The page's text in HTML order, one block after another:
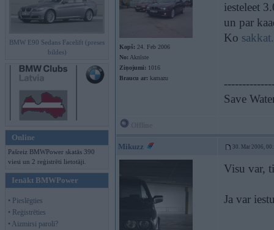
BMW E90 Sedans Facelift (preses
bildes)
Online
Pašreiz BMWPower skatās 390
viesi un 2 reģistrēti lietotāji.
Ienākt BMWPower
• Pieslēgties
• Reģistrēties
• Aizmirsi paroli?
Kopš: 24. Feb 2006
No: Aknīste
Ziņojumi: 1016
Braucu ar: kamazu
iesteleet
un par
Ko
Save
Mikuzz 30. Mar 2006,
Visu var,
Ja var